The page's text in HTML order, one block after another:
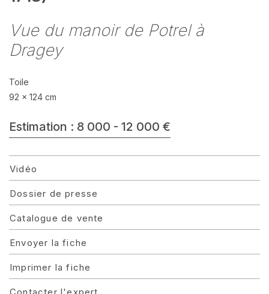
Vue du manoir de Potrel à
Dragey
Toile
92 x 124 cm
Estimation : 8 000 - 12 000 €
Vidéo
Dossier de presse
Catalogue de vente
Envoyer la fiche
Imprimer la fiche